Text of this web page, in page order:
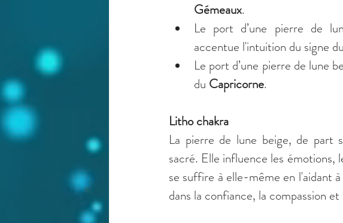
Gémeaux.
Le port d’une pierre de
accentue l'intuition du signe du
Le port d’une pierre de lune
du Capricorne.
Litho chakra
La pierre de lune beige, de part
sacré. Elle influence les émotions,
se suffire à elle-même en l'aidant
dans la confiance, la compassion et